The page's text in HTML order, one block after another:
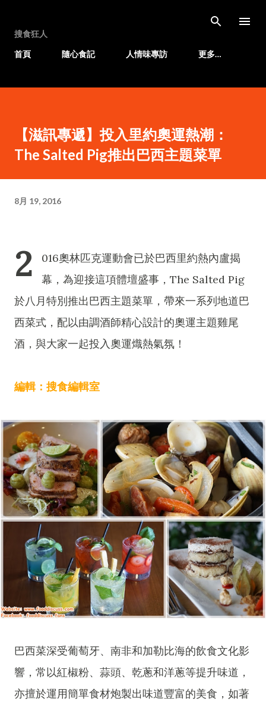
搜食狂人
首頁
隨心食記 人情味專訪 更多…
【滋訊專遞】投入里約奧運熱潮：
The Salted Pig推出巴西主題菜單
8月 19, 2016
2
016奧林匹克運動會已於巴西里約熱內盧揭
幕，為迎接這項體壇盛事，The Salted Pig
於八月特別推出巴西主題菜單，帶來一系列地道巴
西菜式，配以由調酒師精心設計的奧運主題雞尾
酒，與大家一起投入奧運熾熱氣氛！
編輯：搜食編輯室
巴西菜深受葡萄牙、南非和加勒比海的飲食文化影
響，常以紅椒粉、蒜頭、乾蔥和洋蔥等提升味道，
亦擅於運用簡單食材炮製出味道豐富的美食，如著